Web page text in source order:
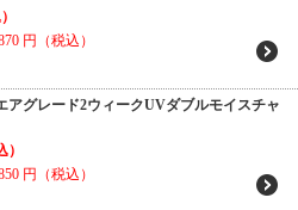
円（税込）
アグレード2ウィークUVダブルモイスチャ
）
円（税込）